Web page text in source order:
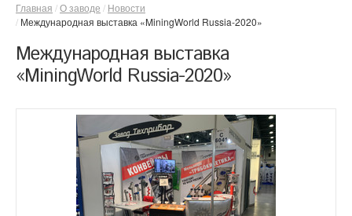
Главная О заводе
Новости
Международная выставка «MiningWorld Russia-2020»
Международная выставка
«MiningWorld Russia-2020»